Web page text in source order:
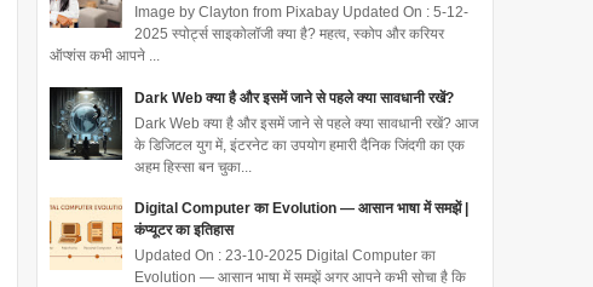
Image by Clayton from Pixabay Updated On : 5-12-
2025 स्पोर्ट्स साइकोलॉजी क्या है? महत्व, स्कोप और करियर
ऑप्शंस कभी आपने ...
Dark Web क्या है और इसमें जाने से पहले क्या सावधानी रखें?
Dark Web क्या है और इसमें जाने से पहले क्या सावधानी रखें? आज
के डिजिटल युग में, इंटरनेट का उपयोग हमारी दैनिक जिंदगी का एक
अहम हिस्सा बन चुका...
Digital Computer का Evolution — आसान भाषा में समझें |
कंप्यूटर का इतिहास
Updated On : 23-10-2025 Digital Computer का
Evolution — आसान भाषा में समझें अगर आपने कभी सोचा है कि